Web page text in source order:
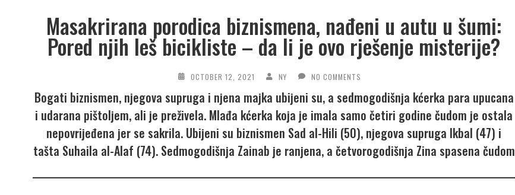
Masakrirana porodica biznismena, nađeni u autu u šumi:
Pored njih leš bicikliste – da li je ovo rješenje misterije?
OCTOBER 12, 2021 NY NO COMMENTS
Bogati biznismen, njegova supruga i njena majka ubijeni su, a sedmogodišnja kćerka para upucana
i udarana pištoljem, ali je preživela. Mlađa kćerka koja je imala samo četiri godine čudom je ostala
nepovrijeđena jer se sakrila. Ubijeni su biznismen Sad al-Hili (50), njegova supruga Ikbal (47) i
tašta Suhaila al-Alaf (74). Sedmogodišnja Zainab je ranjena, a četvorogodišnja Zina spasena čudom